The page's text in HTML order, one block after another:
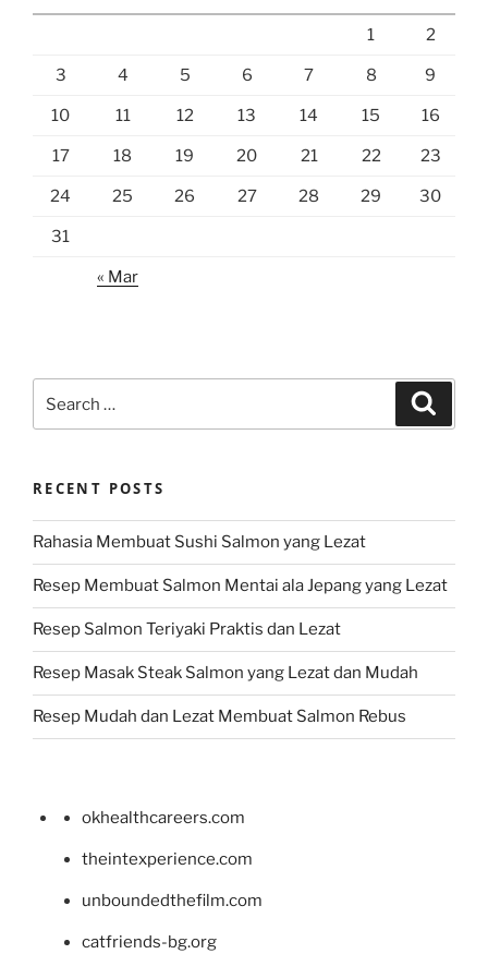
1 2
3 4 5 6 7 8 9
10 11 12 13 14 15 16
17 18 19 20 21 22 23
24 25 26 27 28 29 30
31
« Mar
for:
RECENT POSTS
Rahasia Membuat Sushi Salmon yang Lezat
Resep Membuat Salmon Mentai ala Jepang yang Lezat
Resep Salmon Teriyaki Praktis dan Lezat
Resep Masak Steak Salmon yang Lezat dan Mudah
Resep Mudah dan Lezat Membuat Salmon Rebus
okhealthcareers.com
theintexperience.com
unboundedthefilm.com
catfriends-bg.org